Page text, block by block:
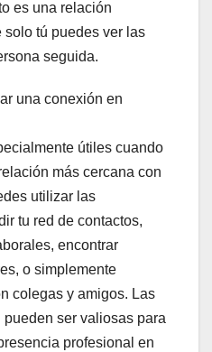
es una relación
tú puedes ver las
seguida.
una conexión en
útiles cuando
más cercana con
utilizar las
tu red de contactos,
encontrar
o simplemente
colegas y amigos. Las
ser valiosas para
profesional en